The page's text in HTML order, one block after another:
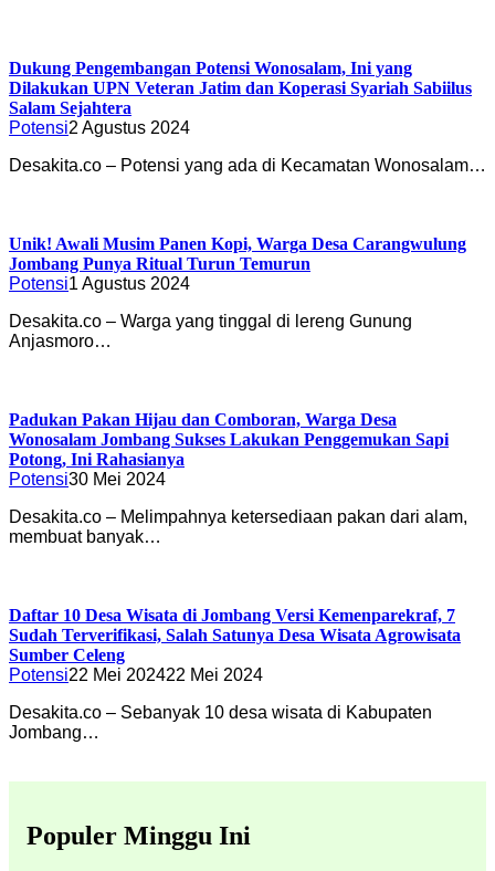
Dukung Pengembangan Potensi Wonosalam, Ini yang
Dilakukan UPN Veteran Jatim dan Koperasi Syariah Sabiilus
Salam Sejahtera
Potensi2 Agustus 2024
Desakita.co – Potensi yang ada di Kecamatan Wonosalam…
Unik! Awali Musim Panen Kopi, Warga Desa Carangwulung
Jombang Punya Ritual Turun Temurun
Potensi1 Agustus 2024
Desakita.co – Warga yang tinggal di lereng Gunung
Anjasmoro…
Padukan Pakan Hijau dan Comboran, Warga Desa
Wonosalam Jombang Sukses Lakukan Penggemukan Sapi
Potong, Ini Rahasianya
Potensi30 Mei 2024
Desakita.co – Melimpahnya ketersediaan pakan dari alam,
membuat banyak…
Daftar 10 Desa Wisata di Jombang Versi Kemenparekraf, 7
Sudah Terverifikasi, Salah Satunya Desa Wisata Agrowisata
Sumber Celeng
Potensi22 Mei 202422 Mei 2024
Desakita.co – Sebanyak 10 desa wisata di Kabupaten
Jombang…
Populer Minggu Ini